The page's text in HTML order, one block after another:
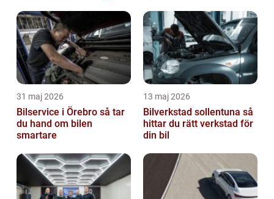
31 maj 2026
Bilservice i Örebro så tar
du hand om bilen
smartare
13 maj 2026
Bilverkstad sollentuna så
hittar du rätt verkstad för
din bil